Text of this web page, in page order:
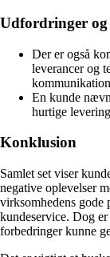
Udfordringer
Der er også
leverancer og
En kunde
hurtige
Konklusion
Samlet set viser
negative oplevelser
virksomhedens gode
kundeservice. Dog
forbedringer kunne